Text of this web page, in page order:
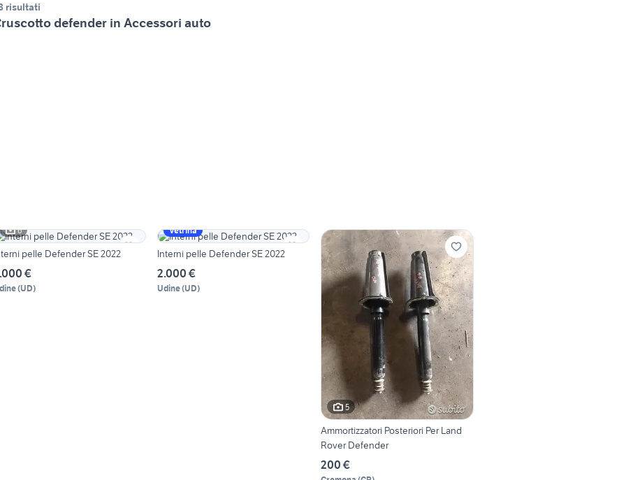
risultati
defender in Accessori auto
6
pelle Defender SE 2022
€
(UD)
Vetrina
Interni pelle Defender SE 2022
2.000 €
Udine(UD)
5
Ammortizzatori Posteriori Per Land
Rover Defender
200 €